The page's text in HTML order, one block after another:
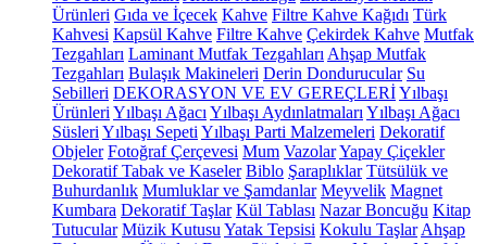
Ürünleri Gıda ve İçecek Kahve Filtre Kahve Kağıdı Türk
Kahvesi Kapsül Kahve Filtre Kahve Çekirdek Kahve Mutfak
Tezgahları Laminant Mutfak Tezgahları Ahşap Mutfak
Tezgahları Bulaşık Makineleri Derin Dondurucular Su
Sebilleri DEKORASYON VE EV GEREÇLERİYılbaşı
Ürünleri Yılbaşı Ağacı Yılbaşı Aydınlatmaları Yılbaşı Ağacı
Süsleri Yılbaşı Sepeti Yılbaşı Parti Malzemeleri Dekoratif
Objeler Fotoğraf Çerçevesi Mum VazolarYapay Çiçekler
Dekoratif Tabak ve Kaseler Biblo Şaraplıklar Tütsülük ve
Buhurdanlık Mumluklar ve Şamdanlar Meyvelik Magnet
Kumbara Dekoratif Taşlar Kül Tablası Nazar Boncuğu Kitap
Tutucular Müzik Kutusu Yatak Tepsisi Kokulu Taşlar Ahşap